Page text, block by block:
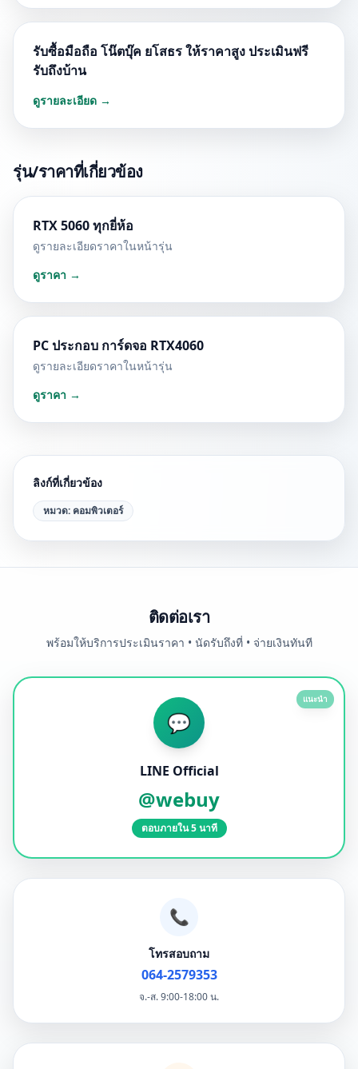
รับซื้อมือถือ โน๊ตบุ๊ค ยโสธร ให้ราคาสูง ประเมินฟรี
รับถึงบ้าน
ดูรายละเอียด →
รุ่น/ราคาที่เกี่ยวข้อง
RTX 5060 ทุกยี่ห้อ
ดูรายละเอียดราคาในหน้ารุ่น
ดูราคา →
PC ประกอบ การ์ดจอ RTX4060
ดูรายละเอียดราคาในหน้ารุ่น
ดูราคา →
ลิงก์ที่เกี่ยวข้อง
หมวด: คอมพิวเตอร์
ติดต่อเรา
พร้อมให้บริการประเมินราคา • นัดรับถึงที่ • จ่ายเงินทันที
แนะนำ
💬
LINE Official
@webuy
ตอบภายใน 5 นาที
📞
โทรสอบถาม
064-2579353
จ.-ส. 9:00-18:00 น.